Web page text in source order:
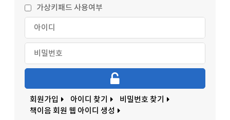
가상키패드 사용여부
회원가입 아이디 찾기
비밀번호 찾기
책이음 회원 웹 아이디 생성